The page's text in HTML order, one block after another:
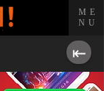
ME
NU
⇤